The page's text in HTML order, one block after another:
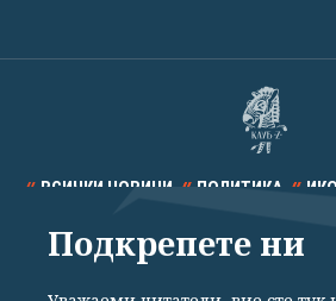
ВСИЧКИ НОВИНИ ПОЛИТИКА
СПОРТ КУЛТУРА ТЕХНОЛОГИИ
Подкрепете ни